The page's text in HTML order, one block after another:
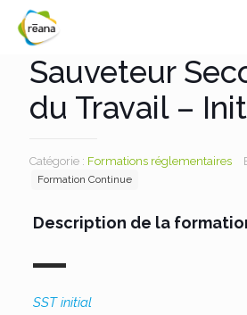
Sauveteur
du Travail –
Catégorie : Formations réglementaires
Formation Continue
Description de la
SST initial